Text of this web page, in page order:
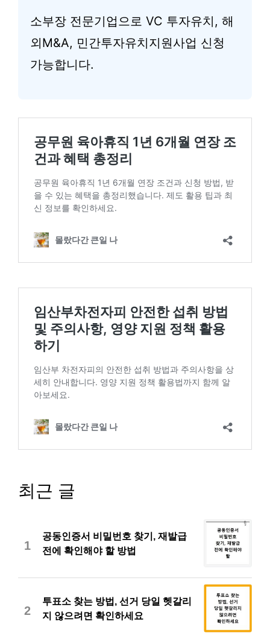
소부장 전문기업으로 VC 투자유치, 해
외M&A, 민간투자유치지원사업 신청
가능합니다.
최근 글
1
공동인증서 비밀번호 찾기, 재발급
전에 확인해야 할 방법
2
투표소 찾는 방법, 선거 당일 헷갈리
지 않으려면 확인하세요